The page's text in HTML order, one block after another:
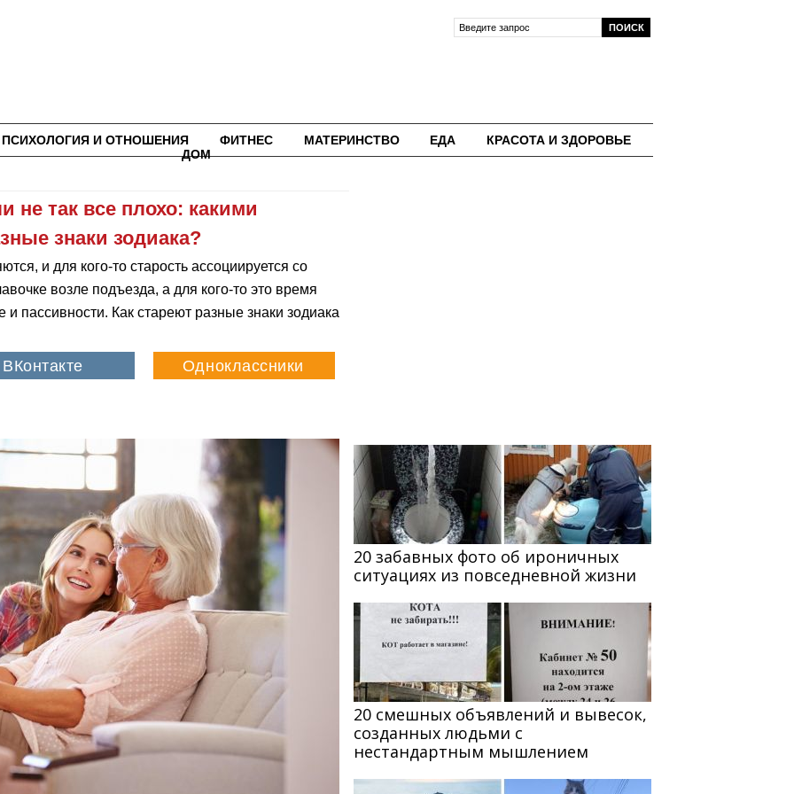
ПСИХОЛОГИЯ И ОТНОШЕНИЯ ФИТНЕС МАТЕРИНСТВО ЕДА
КРАСОТА И ЗДОРОВЬЕ
ДОМ
не так все плохо: какими
знаки зодиака?
и для кого-то старость ассоциируется со
возле подъезда, а для кого-то это время
и пассивности. Как стареют разные знаки зодиака
20 забавных фото об ироничных
ситуациях из повседневной жизни
20 смешных объявлений и вывесок,
созданных людьми с
нестандартным мышлением